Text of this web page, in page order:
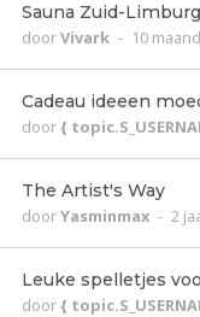
Sauna Zuid-Limburg
doorVivark - 10
Cadeau ideeen
door{
The Artist's Way
doorYasminmax - 2
Leuke spelletjes
door{